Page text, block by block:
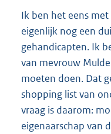
Ik ben het eens met
eigenlijk nog een
gehandicapten. Ik
van mevrouw
moeten doen. Dat
shopping list van
vraag is daarom:
eigenaarschap van